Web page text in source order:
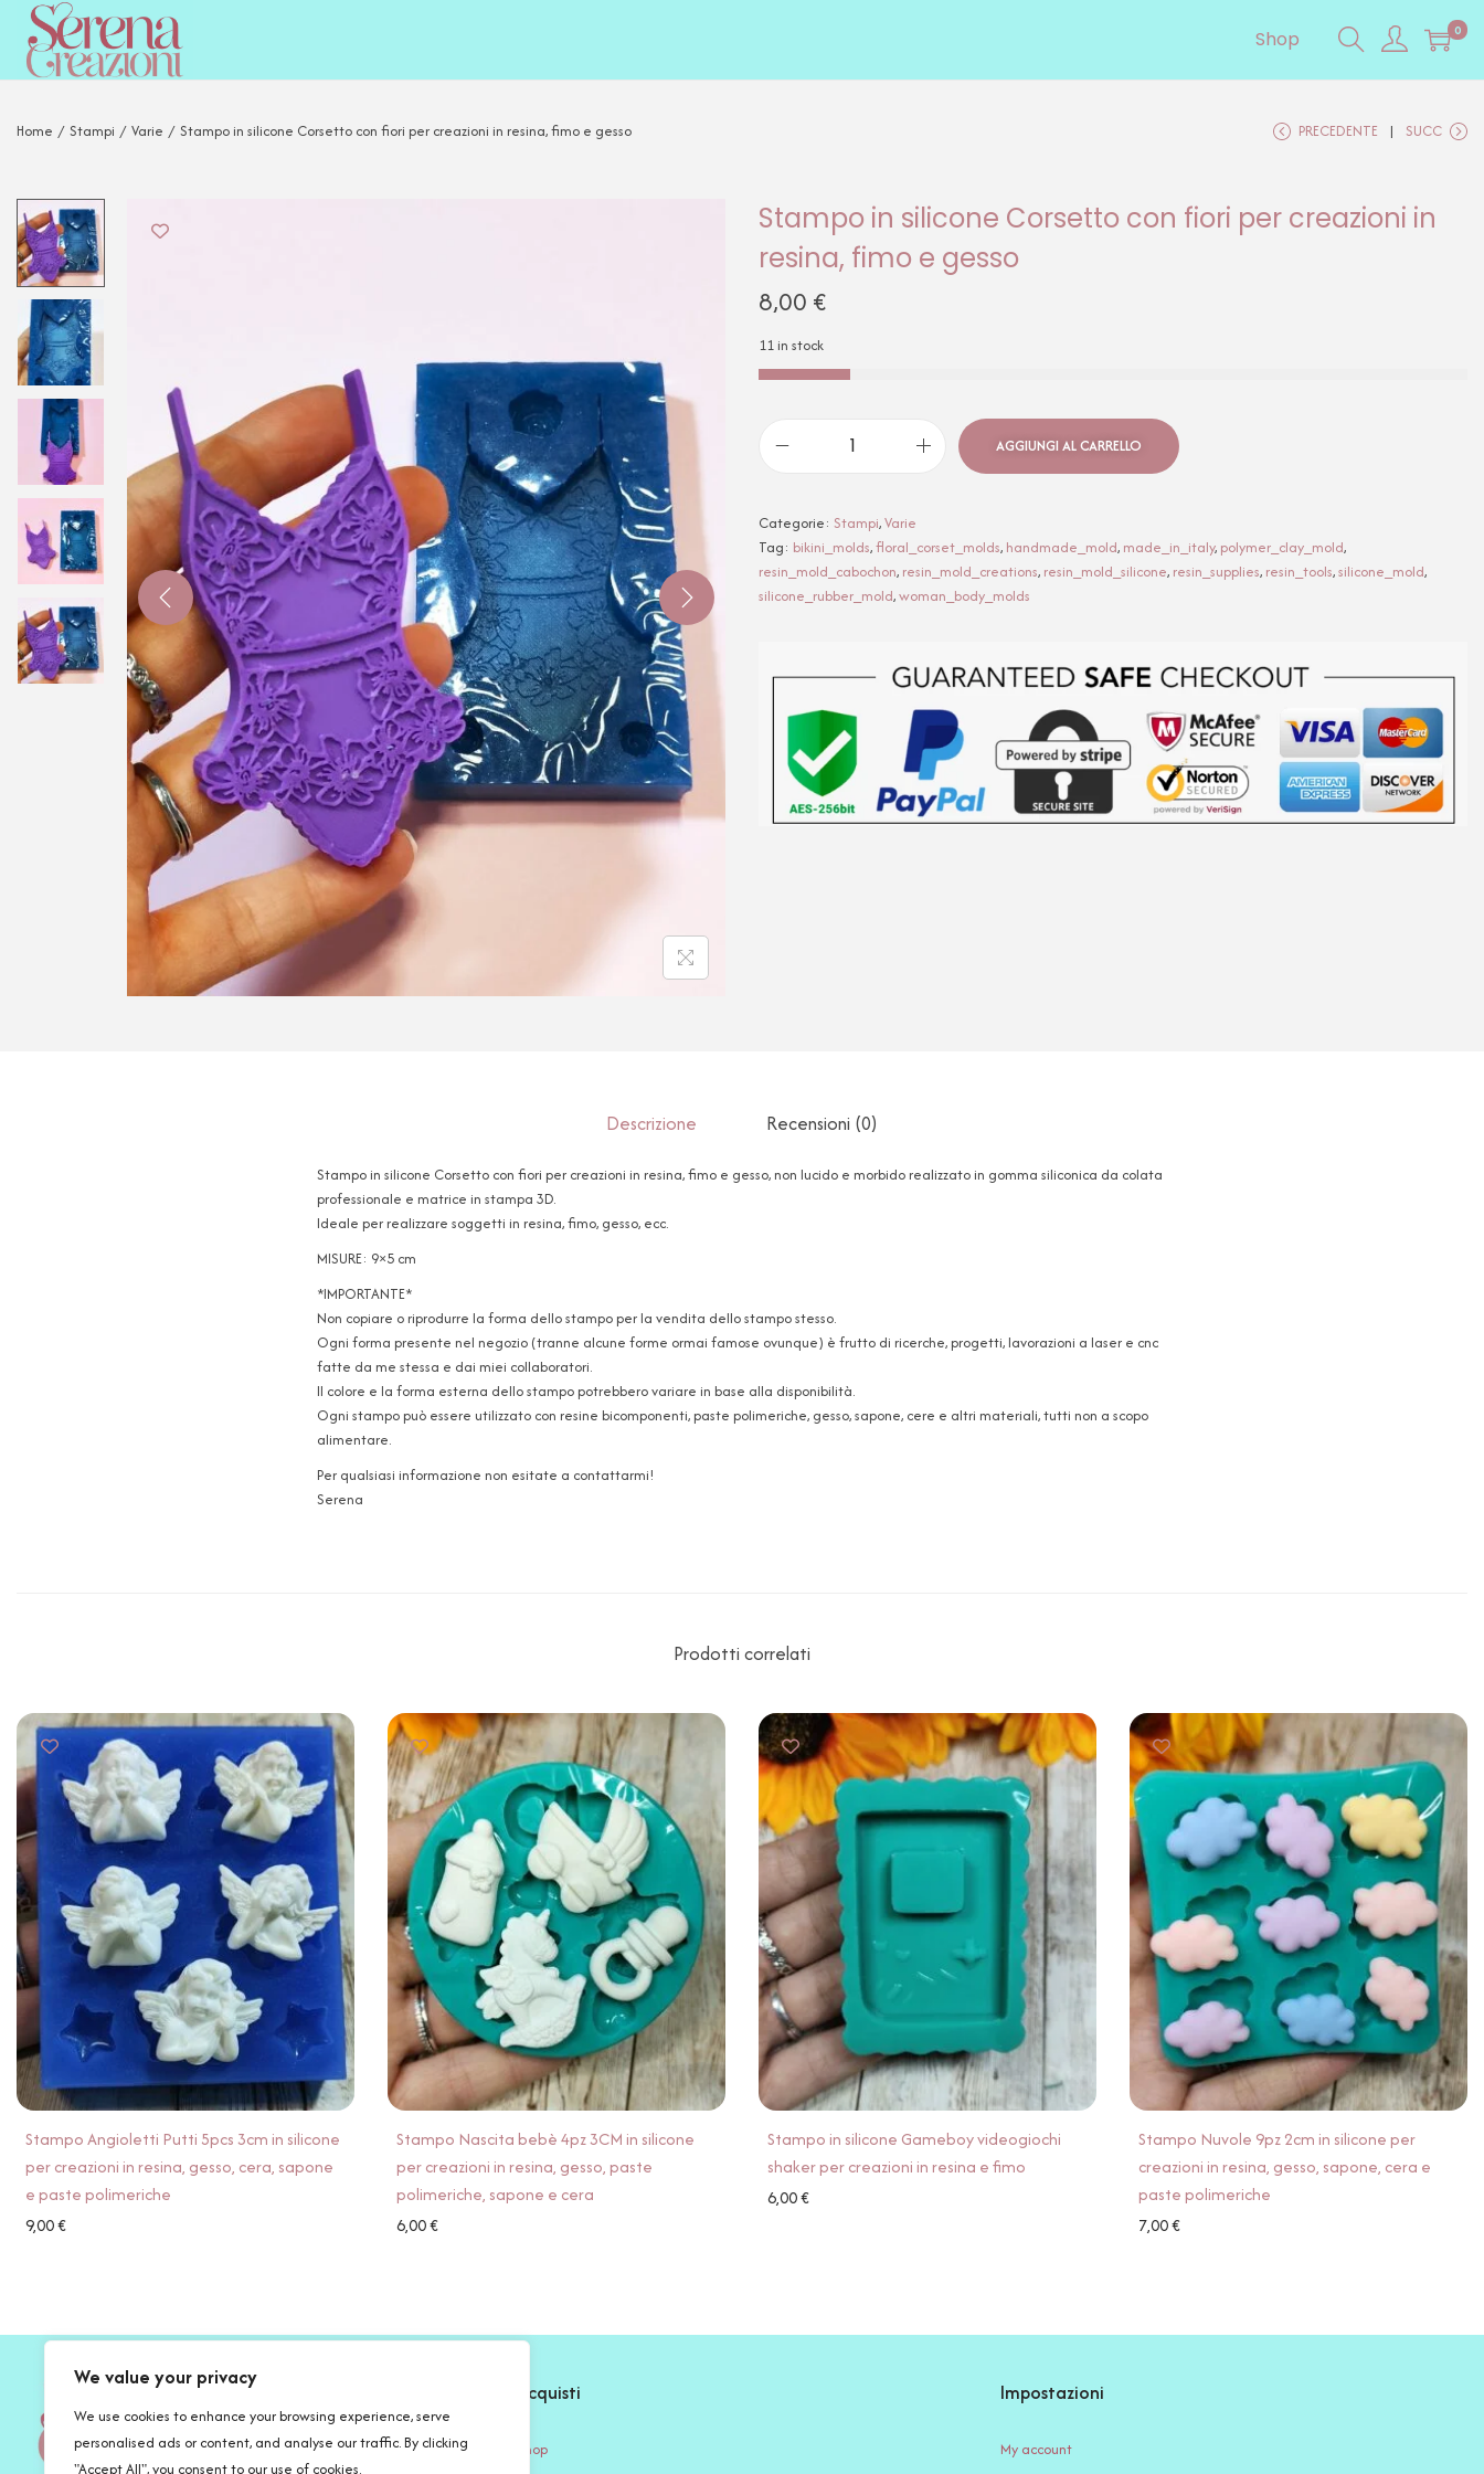
We value your privacy
We use cookies to enhance your browsing experience, serve
personalised ads or content, and analyse our traffic. By clicking
"Accept All", you consent to our use of cookies.
Shop 0
Home / Stampi / Varie / Stampo in silicone Corsetto con fiori per creazioni in resina, fimo e gesso PRECEDENTE SUCC
Stampo in silicone Corsetto con fiori per creazioni in
resina, fimo e gesso
8,00 €
11 in stock
AGGIUNGI AL CARRELLO
Categorie: Stampi,Varie
Tag: bikini_molds,floral_corset_molds, handmade_mold, made_in_italy, polymer_clay_mold,
resin_mold_cabochon, resin_mold_creations, resin_mold_silicone, resin_supplies, resin_tools,silicone_mold,
silicone_rubber_mold,woman_body_molds
Descrizione Recensioni (0)
Stampo in silicone Corsetto con fiori per creazioni in resina, fimo e gesso, non lucido e morbido realizzato in gomma siliconica da colata
professionale e matrice in stampa 3D.
Ideale per realizzare soggetti in resina, fimo, gesso, ecc.
MISURE: 9×5 cm
*IMPORTANTE*
Non copiare o riprodurre la forma dello stampo per la vendita dello stampo stesso.
Ogni forma presente nel negozio (tranne alcune forme ormai famose ovunque) è frutto di ricerche, progetti, lavorazioni a laser e cnc
fatte da me stessa e dai miei collaboratori.
Il colore e la forma esterna dello stampo potrebbero variare in base alla disponibilità.
Ogni stampo può essere utilizzato con resine bicomponenti, paste polimeriche, gesso, sapone, cere e altri materiali, tutti non a scopo
alimentare.
Per qualsiasi informazione non esitate a contattarmi!
Serena
Prodotti correlati
Stampo Angioletti Putti 5pcs 3cm in silicone
per creazioni in resina, gesso, cera, sapone
e paste polimeriche
9,00€
Stampo Nascita bebè 4pz 3CM in silicone
per creazioni in resina, gesso, paste
polimeriche, sapone e cera
6,00€
Stampo in silicone Gameboy videogiochi
shaker per creazioni in resina e fimo
6,00€
Stampo Nuvole 9pz 2cm in silicone per
creazioni in resina, gesso, sapone, cera e
paste polimeriche
7,00€
Acquisti
Shop
Impostazioni
My account